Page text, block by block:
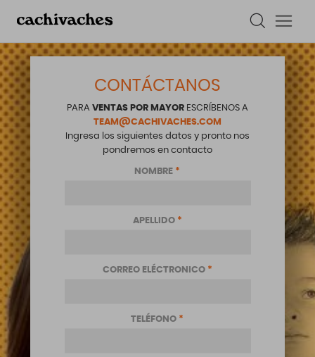
CONTÁCTANOS
PARA VENTAS POR MAYORESCRÍBENOS A
TEAM@CACHIVACHES.COM
Ingresa los siguientes datos y pronto nos
pondremos en contacto
NOMBRE *
APELLIDO *
CORREO ELÉCTRONICO *
TELÉFONO *